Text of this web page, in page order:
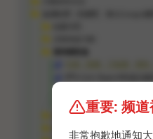
重要: 频
非常抱歉地通知